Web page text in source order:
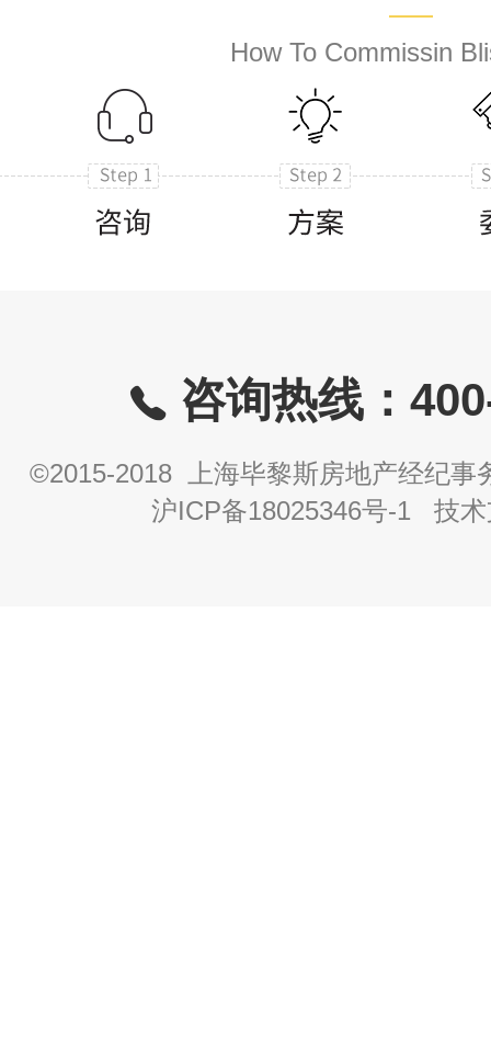
How To Commissin
咨询热线：
©2015-2018 上海毕黎斯房地产经纪事
沪ICP备18025346号-1 技术